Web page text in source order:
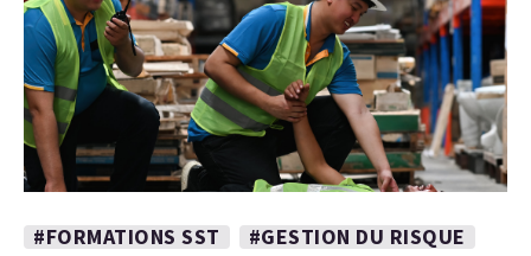
#FORMATIONS SST
#GESTION DU RISQUE